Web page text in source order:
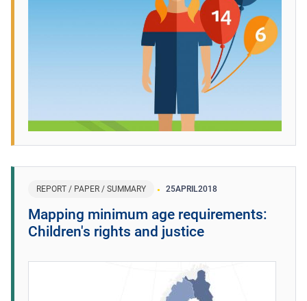
REPORT / PAPER / SUMMARY 25APRIL2018
Mapping minimum age requirements:
Children's rights and justice